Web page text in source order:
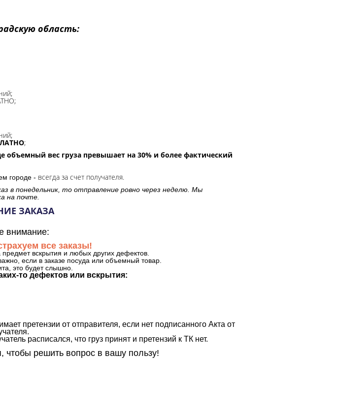
область:
;
объемный вес груза превышает на 30% и более фактический
городе - всегда за счет получателя.
в понедельник, то отправление ровно через неделю. Мы
на почте.
ЗАКАЗА
внимание:
все заказы!
вскрытия и любых других дефектов.
если в заказе посуда или объемный товар.
это будет слышно.
то дефектов или вскрытия:
претензии от отправителя, если нет подписанного Акта от
расписался, что груз принят и претензий к ТК нет.
решить вопрос в вашу пользу!